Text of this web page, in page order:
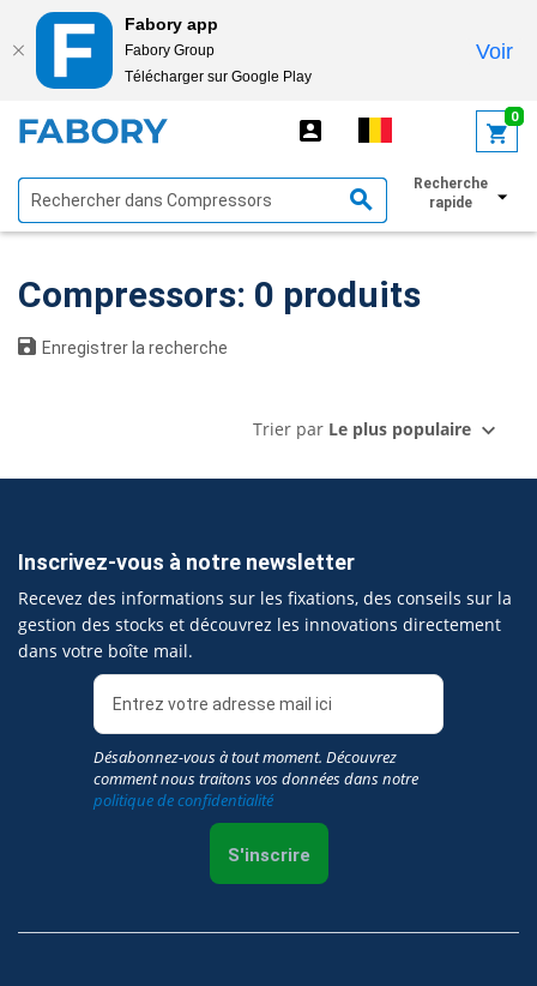
Fabory app
Fabory Group
Télécharger sur Google Play
Voir
0
Recherche
rapide
Afficher les filtres
Compressors: 0 produits
Enregistrer la recherche
Trier par Le plus populaire
Inscrivez-vous à notre newsletter
Recevez des informations sur les fixations, des conseils sur la
gestion des stocks et découvrez les innovations directement
dans votre boîte mail.
Désabonnez-vous à tout moment. Découvrez
comment nous traitons vos données dans notre
politique de confidentialité
S'inscrire